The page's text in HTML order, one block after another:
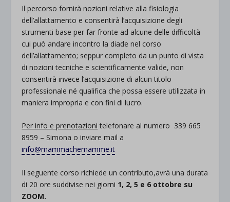
Il percorso fornirà nozioni relative alla fisiologia
dell’allattamento e consentirà l’acquisizione degli
strumenti base per far fronte ad alcune delle difficoltà
cui può andare incontro la diade nel corso
dell’allattamento; seppur completo da un punto di vista
di nozioni tecniche e scientificamente valide, non
consentirà invece l’acquisizione di alcun titolo
professionale né qualifica che possa essere utilizzata in
maniera impropria e con fini di lucro.
Per info e prenotazioni telefonare al numero 339 665
8959 – Simona o inviare mail a
info@mammachemamme.it
Il seguente corso richiede un contributo,avrà una durata
di 20 ore suddivise nei giorni 1, 2, 5 e 6 ottobre su
ZOOM.